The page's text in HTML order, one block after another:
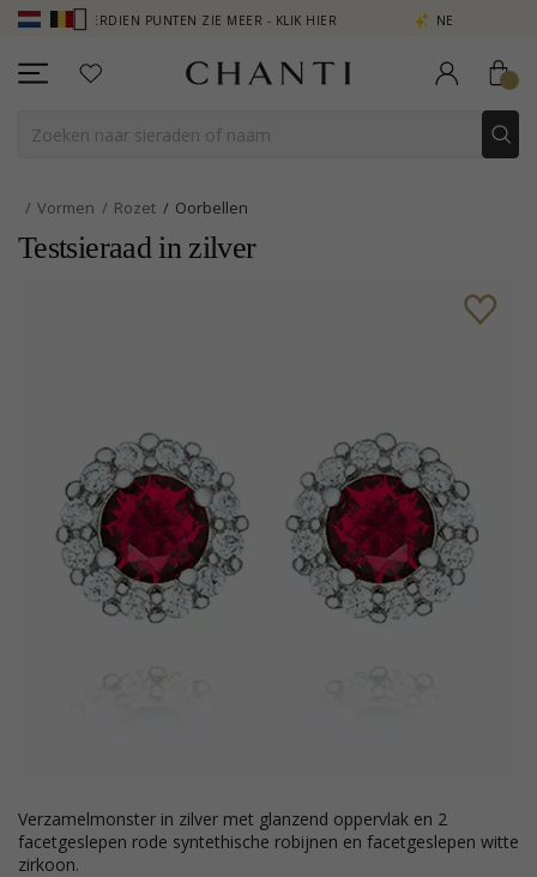
VERDIEN PUNTEN ZIE MEER - KLIK HIER NEW COLLECTION | AURA
Vormen Rozet Oorbellen
Testsieraad in zilver
verzamelmonster in zilver met glanzend oppervlak en 2
facetgeslepen rode syntethische robijnen en facetgeslepen witte
zirkoon.